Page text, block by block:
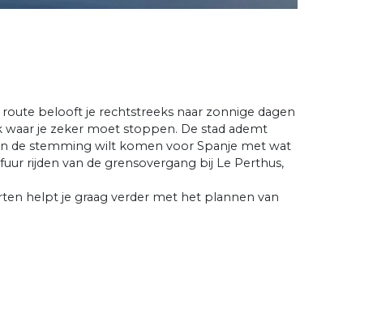
belooft je rechtstreeks naar zonnige dagen
je zeker moet stoppen. De stad ademt
de stemming wilt komen voor Spanje met wat
rijden van de grensovergang bij Le Perthus,
helpt je graag verder met het plannen van